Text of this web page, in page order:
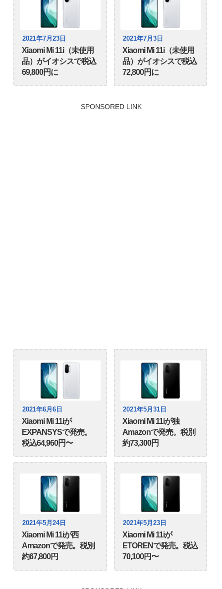
2021年7月23日
Xiaomi Mi 11i（未使用
品）がイオシスで税込
69,800円に
2021年7月3日
Xiaomi Mi 11i（未使用
品）がイオシスで税込
72,800円に
SPONSORED LINK
2021年6月6日
Xiaomi Mi 11iが
EXPANSYSで発売。
税込64,960円〜
2021年5月31日
Xiaomi Mi 11iが独
Amazonで発売。税別
約73,300円
2021年5月24日
Xiaomi Mi 11iが西
Amazonで発売。税別
約67,800円
2021年5月23日
Xiaomi Mi 11iが
ETORENで発売。税込
70,100円〜